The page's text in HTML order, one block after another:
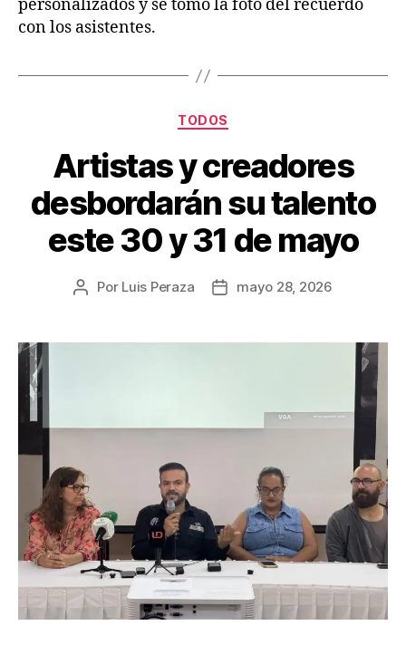
personalizados y se tomó la foto del recuerdo
con los asistentes.
TODOS
Artistas y creadores
desbordarán su talento
este 30 y 31 de mayo
Por Luis Peraza mayo 28, 2026